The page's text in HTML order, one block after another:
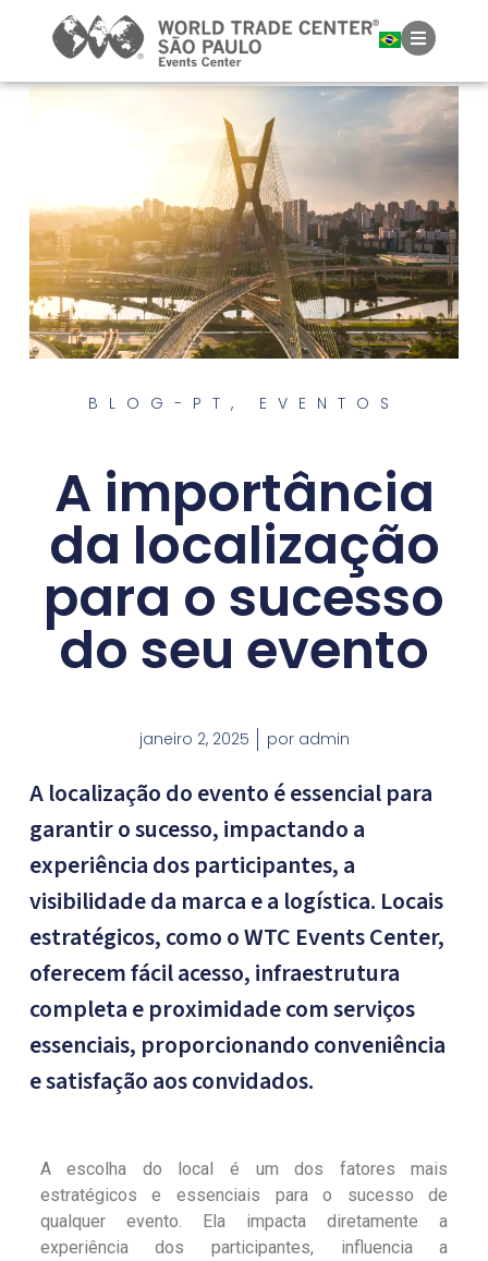
BLOG-PT , EVENTOS
A importância
da localização
para o sucesso
do seu evento
janeiro 2, 2025 poradmin
A localização do evento é essencial para
garantir o sucesso, impactando a
experiência dos participantes, a
visibilidade da marca e a logística. Locais
estratégicos, como o WTC Events Center,
oferecem fácil acesso, infraestrutura
completa e proximidade com serviços
essenciais, proporcionando conveniência
e satisfação aos convidados.
A escolha do local é um dos fatores mais
estratégicos e essenciais para o sucesso de
qualquer evento. Ela impacta diretamente a
experiência dos participantes, influencia a